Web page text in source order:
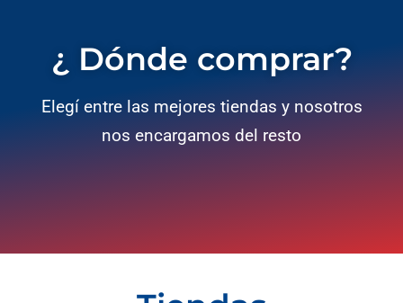
¿ Dónde comprar?
Elegí entre las mejores tiendas y nosotros
nos encargamos del resto